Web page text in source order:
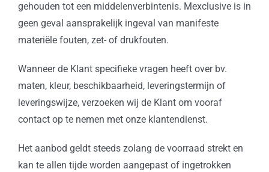
gehouden tot een middelenverbintenis. Mexclusive is in
geen geval aansprakelijk ingeval van manifeste
materiële fouten, zet- of drukfouten.
Wanneer de Klant specifieke vragen heeft over bv.
maten, kleur, beschikbaarheid, leveringstermijn of
leveringswijze, verzoeken wij de Klant om vooraf
contact op te nemen met onze klantendienst.
Het aanbod geldt steeds zolang de voorraad strekt en
kan te allen tijde worden aangepast of ingetrokken